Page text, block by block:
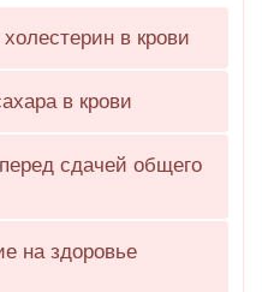
в крови
в крови
сдачей общего
на здоровье